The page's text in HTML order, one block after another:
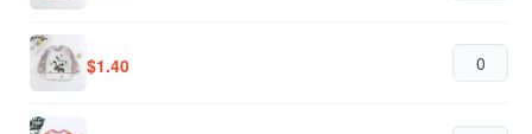
$1.40